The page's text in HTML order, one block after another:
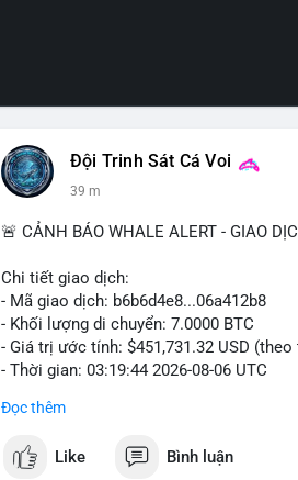
Đội Trinh Sát Cá Voi
39 m
🚨 CẢNH BÁO WHALE ALERT - GIAO
Chi tiết giao dịch:
- Mã giao dịch: b6b6d4e8...06a412b8
- Khối lượng di chuyển: 7.0000 BTC
- Giá trị ước tính: $451,731.32 USD (theo
- Thời gian: 03:19:44 2026-08-06 UTC
Nhận định phân tích:
nằm ở mức trung bình so với các giao
Đọc thêm
Like Bình luận